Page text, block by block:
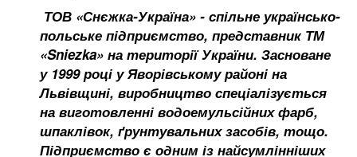
ТОВ «Снєжка-Україна» - спільне українсько-
польське підприємство, представник ТМ
«Sniezka» на території України. Засноване
у 1999 році у Яворівському районі на
Львівщині, виробництво спеціалізується
на виготовленні водоемульсійних фарб,
шпаклівок, ґрунтувальних засобів, тощо.
Підприємство є одним із найсумлінніших